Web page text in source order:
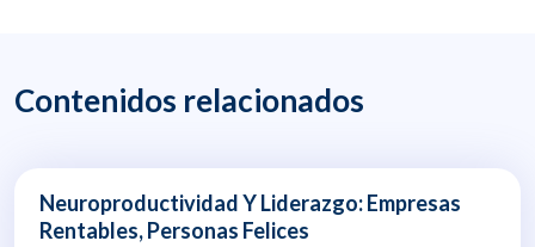
Contenidos relacionados
Neuroproductividad Y Liderazgo: Empresas
Rentables, Personas Felices